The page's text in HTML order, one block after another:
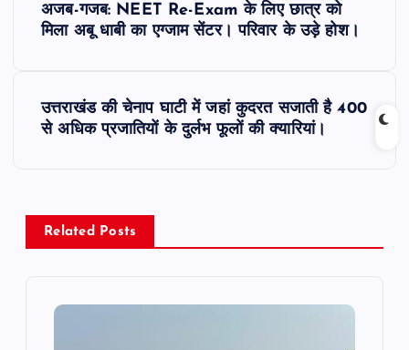
a
v
अजब-गजब: NEET Re-Exam के लिए छात्र को
मिला अबू धाबी का एग्जाम सेंटर। परिवार के उड़े होश।
उत्तराखंड की चेनाप घाटी में जहां कुदरत सजाती है 400
से अधिक प्रजातियों के दुर्लभ फूलों की क्यारियां।
Related Posts